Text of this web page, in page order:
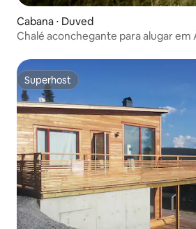
Cabana ⋅ Duved
Chalé aconchegante para alugar em
Superhost
Superhost